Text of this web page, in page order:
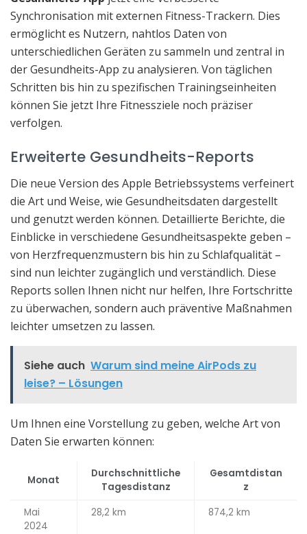
Synchronisation mit externen Fitness-Trackern. Dies
ermöglicht es Nutzern, nahtlos Daten von
unterschiedlichen Geräten zu sammeln und zentral in
der Gesundheits-App zu analysieren. Von täglichen
Schritten bis hin zu spezifischen Trainingseinheiten
können Sie jetzt Ihre Fitnessziele noch präziser
verfolgen.
Erweiterte Gesundheits-Reports
Die neue Version des Apple Betriebssystems verfeinert
die Art und Weise, wie Gesundheitsdaten dargestellt
und genutzt werden können. Detaillierte Berichte, die
Einblicke in verschiedene Gesundheitsaspekte geben –
von Herzfrequenzmustern bis hin zu Schlafqualität –
sind nun leichter zugänglich und verständlich. Diese
Reports sollen Ihnen nicht nur helfen, Ihre Fortschritte
zu überwachen, sondern auch präventive Maßnahmen
leichter umsetzen zu lassen.
Siehe auch Warum sind meine AirPods zu
leise? – Lösungen
Um Ihnen eine Vorstellung zu geben, welche Art von
Daten Sie erwarten können:
Monat
Durchschnittliche
Tagesdistanz
Gesamtdistan
z
Mai
2024
28,2 km 874,2 km